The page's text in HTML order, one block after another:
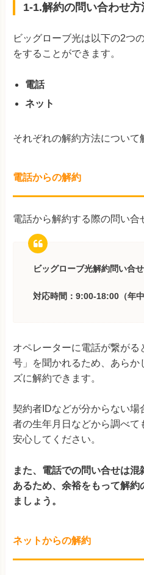
1-1.解約の問い合わせ方
ビッグローブ光は以下の2つ
をすることができます。
電話
ネット
それぞれの解約方法について
電話からの解約
電話から解約する際の問い合
ビッグローブ光解約問い合
対応時間：9:00-18:00（年中
オペレーターに電話が繋が
号」を聞かれるため、あらか
ズに解約できます。
契約者IDなどが分からない場
者の生年月日などから調べて
安心してください。
また、電話での問い合せは
あるため、余裕をもって解約
ましょう。
ネットからの解約